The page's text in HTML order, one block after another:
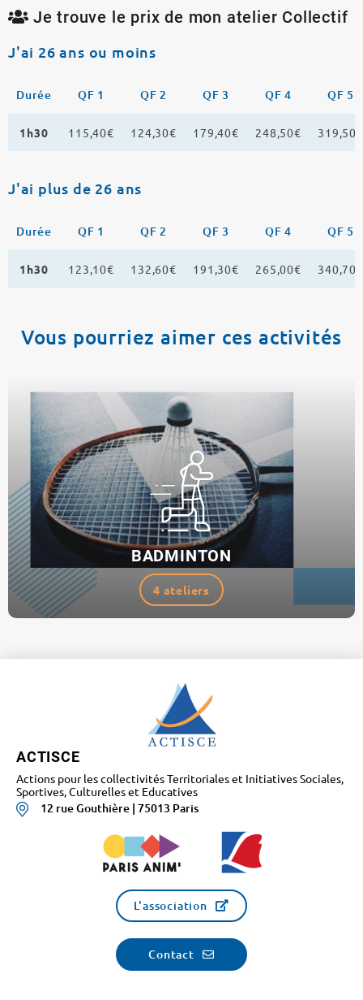
Je trouve le prix de mon atelier Collectif
J'ai 26 ans ou moins
Durée QF 1 QF 2 QF 3 QF 4 QF 5
1h30 115,40€ 124,30€ 179,40€ 248,50€ 319,50€
J'ai plus de 26 ans
Durée QF 1 QF 2 QF 3 QF 4 QF 5
1h30 123,10€ 132,60€ 191,30€ 265,00€ 340,70€
Vous pourriez aimer ces activités
BADMINTON
4 ateliers
ACTISCE
Actions pour les collectivités Territoriales et Initiatives Sociales,
Sportives, Culturelles et Educatives
12 rue Gouthière | 75013 Paris
L'association
Contact